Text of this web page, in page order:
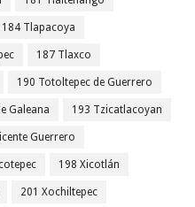
184 Tlapacoya
187 Tlaxco
190 Totoltepec de Guerrero
Galeana 193 Tzicatlacoyan
Guerrero
198 Xicotlán
201 Xochiltepec